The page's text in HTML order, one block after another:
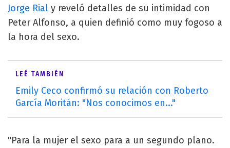
Jorge Rial y reveló detalles de su intimidad con
Peter Alfonso, a quien definió como muy fogoso a
la hora del sexo.
LEÉ TAMBIÉN
Emily Ceco confirmó su relación con Roberto
García Moritán: "Nos conocimos en..."
"Para la mujer el sexo para a un segundo plano.